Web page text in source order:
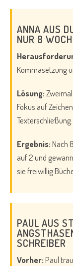
ANNA AUS
NUR 8
Kommasetzung
Lösung:
Fokus auf
Texterschließung.
Ergebnis:Nach
auf 2 und
sie freiwillig
PAUL AUS
SCHREIBER
Vorher:Paul